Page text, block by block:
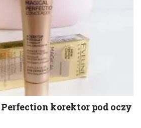
korektor pod oczy